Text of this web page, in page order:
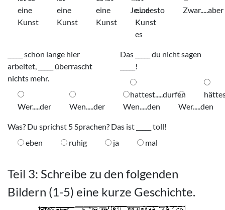
eine
Kunst
eine
Kunst
eine
Kunst
eine
Kunst
es
Je.....desto Zwar.....aber
_____ schon lange hier
arbeitet, _____ überrascht
nichts mehr.
Wer.....der Wen.....der Wen.....den Wer.....den
Das _____ du nicht sagen
_____!
hattest.....durfen
Was? Du sprichst 5 Sprachen? Das ist _____ toll!
eben
ruhig ja mal
Teil 3: Schreibe zu den folgenden
Bildern (1-5) eine kurze Geschichte.